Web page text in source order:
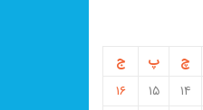
چ پ
ج
۱۴ ۱۵
۱۶